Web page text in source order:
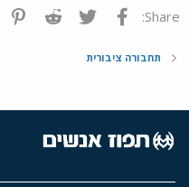
Share: פייסבוק Twitter
Reddit
תחבורה ציבורית